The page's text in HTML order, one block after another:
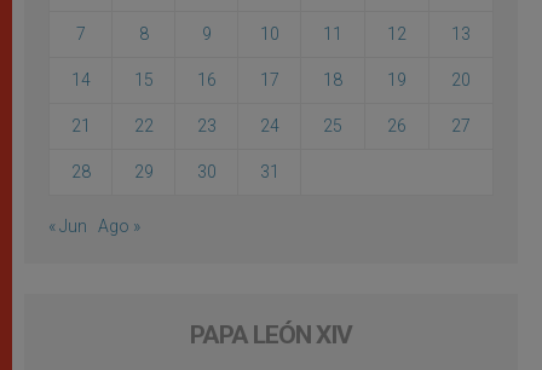
7 8 9 10 11 12 13
14 15 16 17 18 19 20
21 22 23 24 25 26 27
28 29 30 31
« Jun Ago »
PAPA LEÓN XIV